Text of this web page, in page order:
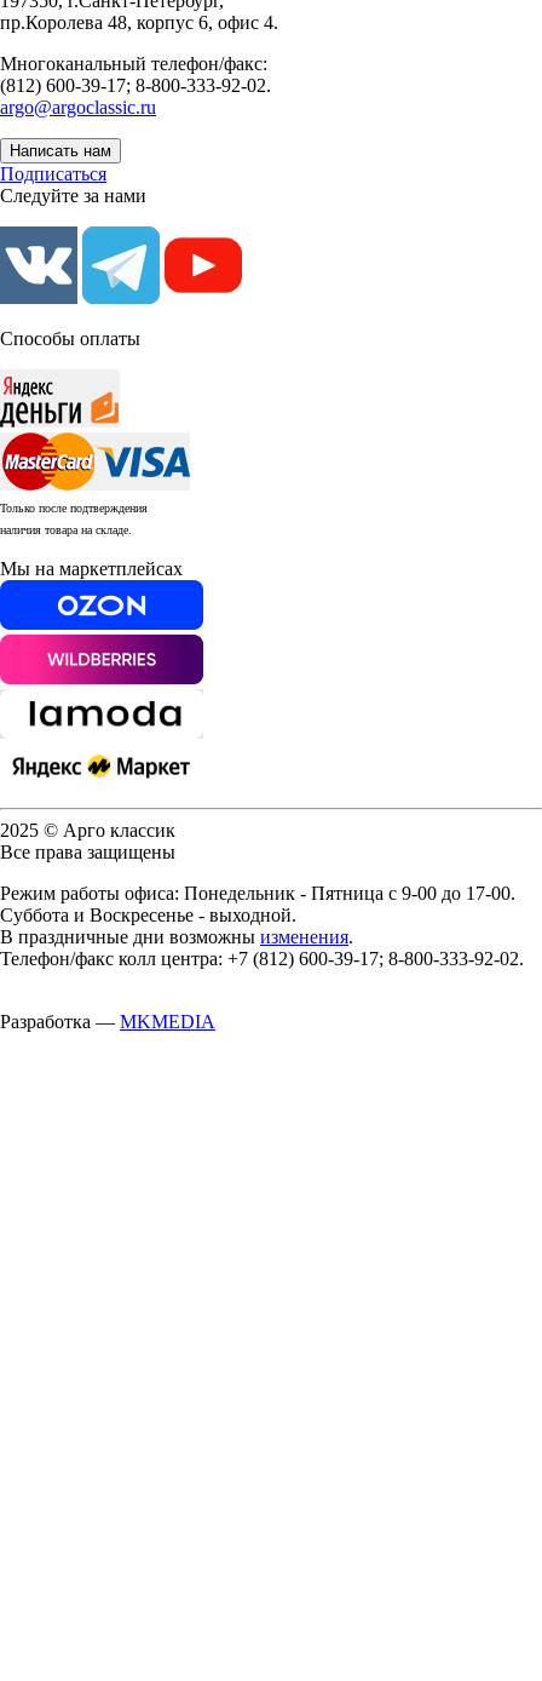
пр.Королева 48, корпус 6, офис 4.
Многоканальный телефон/факс:
(812) 600-39-17; 8-800-333-92-02.
argo@argoclassic.ru
Написать нам
Подписаться
Следуйте за нами
Способы оплаты
Только после подтверждения
наличия товара на складе.
Мы на маркетплейсах
2025 © Арго классик
Все права защищены
Режим работы офиса: Понедельник - Пятница с 9-00 до 17-00.
Суббота и Воскресенье - выходной.
В праздничные дни возможны изменения.
Телефон/факс колл центра: +7 (812) 600-39-17; 8-800-333-92-02.
Разработка — MKMEDIA